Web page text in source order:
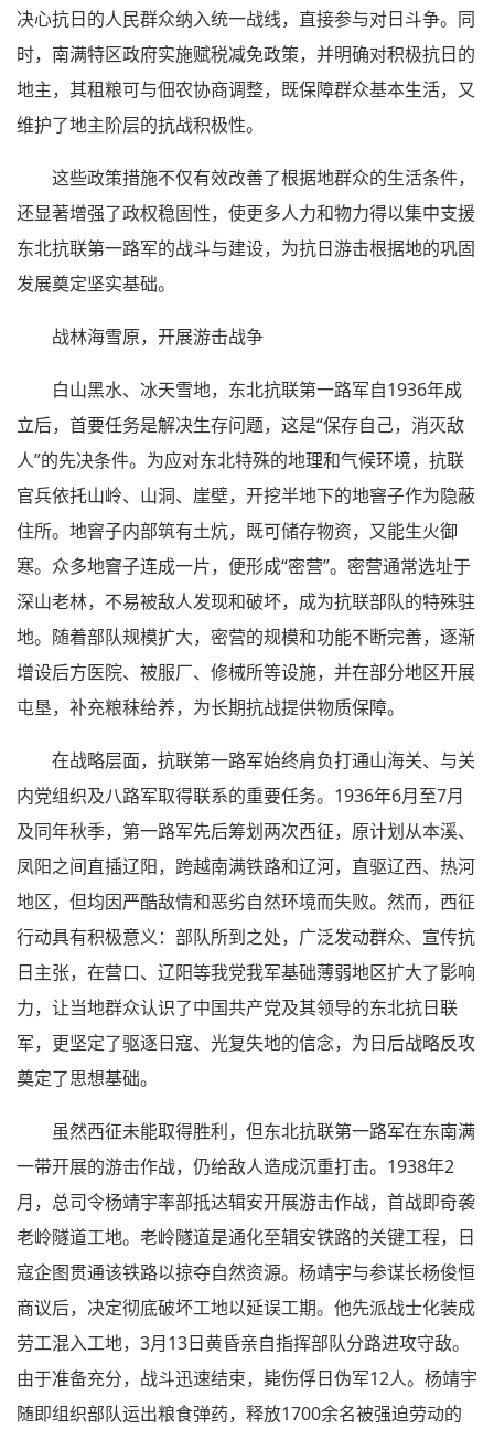
决心抗日的人民群众纳入统一战线，直接参与对日斗争。同
时，南满特区政府实施赋税减免政策，并明确对积极抗日的
地主，其租粮可与佃农协商调整，既保障群众基本生活，又
维护了地主阶层的抗战积极性。
这些政策措施不仅有效改善了根据地群众的生活条件，
还显著增强了政权稳固性，使更多人力和物力得以集中支援
东北抗联第一路军的战斗与建设，为抗日游击根据地的巩固
发展奠定坚实基础。
战林海雪原，开展游击战争
白山黑水、冰天雪地，东北抗联第一路军自1936年成
立后，首要任务是解决生存问题，这是“保存自己，消灭敌
人”的先决条件。为应对东北特殊的地理和气候环境，抗联
官兵依托山岭、山洞、崖壁，开挖半地下的地窨子作为隐蔽
住所。地窨子内部筑有土炕，既可储存物资，又能生火御
寒。众多地窨子连成一片，便形成“密营”。密营通常选址于
深山老林，不易被敌人发现和破坏，成为抗联部队的特殊驻
地。随着部队规模扩大，密营的规模和功能不断完善，逐渐
增设后方医院、被服厂、修械所等设施，并在部分地区开展
屯垦，补充粮秣给养，为长期抗战提供物质保障。
在战略层面，抗联第一路军始终肩负打通山海关、与关
内党组织及八路军取得联系的重要任务。1936年6月至7月
及同年秋季，第一路军先后筹划两次西征，原计划从本溪、
凤阳之间直插辽阳，跨越南满铁路和辽河，直驱辽西、热河
地区，但均因严酷敌情和恶劣自然环境而失败。然而，西征
行动具有积极意义：部队所到之处，广泛发动群众、宣传抗
日主张，在营口、辽阳等我党我军基础薄弱地区扩大了影响
力，让当地群众认识了中国共产党及其领导的东北抗日联
军，更坚定了驱逐日寇、光复失地的信念，为日后战略反攻
奠定了思想基础。
虽然西征未能取得胜利，但东北抗联第一路军在东南满
一带开展的游击作战，仍给敌人造成沉重打击。1938年2
月，总司令杨靖宇率部抵达辑安开展游击作战，首战即奇袭
老岭隧道工地。老岭隧道是通化至辑安铁路的关键工程，日
寇企图贯通该铁路以掠夺自然资源。杨靖宇与参谋长杨俊恒
商议后，决定彻底破坏工地以延误工期。他先派战士化装成
劳工混入工地，3月13日黄昏亲自指挥部队分路进攻守敌。
由于准备充分，战斗迅速结束，毙伤俘日伪军12人。杨靖宇
随即组织部队运出粮食弹药，释放1700余名被强迫劳动的